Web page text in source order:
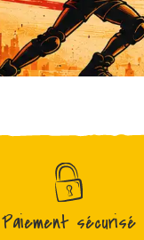
Paiement sécurisé